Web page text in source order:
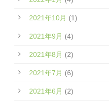
2021年10月 (1)
2021年9月 (4)
2021年8月 (2)
2021年7月 (6)
2021年6月 (2)